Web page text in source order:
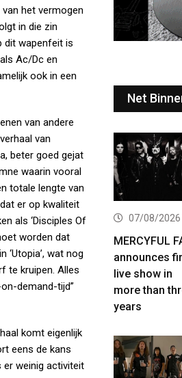
het vermogen
in die zin
dit wapenfeit is
Ac/Dc en
ook in een
van andere
van
beter goed gejat
waarin vooral
totale lengte van
er op kwaliteit
als ‘Disciples Of
worden dat
wat nog
te kruipen. Alles
demand-tijd”
komt eigenlijk
eens de kans
er weinig activiteit
Net
07/08/2026
MERCYFUL
announces
live show in
more than
years